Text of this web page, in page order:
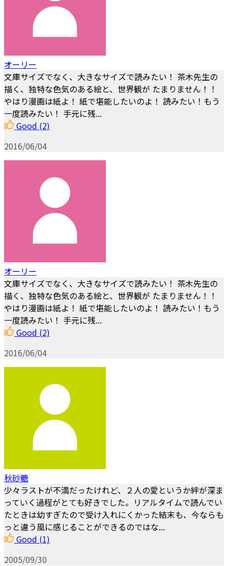
オーリー
文庫サイズでなく、大きなサイズで読みたい！ 茶木先生の
描く、独特な色気のある絵と、世界観が たまりません！！
やはり漫画は紙よ！ 紙で堪能したいのよ！ 読みたい！もう
一度読みたい！ 手元に残...
Good (2)
2016/06/04
オーリー
文庫サイズでなく、大きなサイズで読みたい！ 茶木先生の
描く、独特な色気のある絵と、世界観が たまりません！！
やはり漫画は紙よ！ 紙で堪能したいのよ！ 読みたい！もう
一度読みたい！ 手元に残...
Good (2)
2016/06/04
秋砂糖
少々ラストが不満だったけれど、２人の愛というか絆が深ま
っていく過程がとても好きでした。リアルタイムで読んでい
たときは幼すぎたので受け入れにくかった結末も、今ならも
っと違う風に感じることができるのではな...
Good (1)
2005/09/30